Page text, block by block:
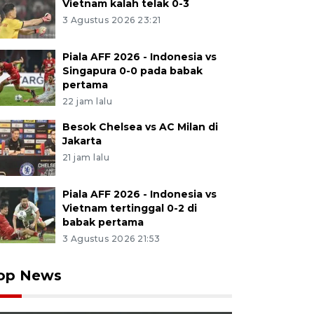
Vietnam kalah telak 0-3
3 Agustus 2026 23:21
Piala AFF 2026 - Indonesia vs
Singapura 0-0 pada babak
pertama
22 jam lalu
Besok Chelsea vs AC Milan di
Jakarta
21 jam lalu
Piala AFF 2026 - Indonesia vs
Vietnam tertinggal 0-2 di
babak pertama
3 Agustus 2026 21:53
News